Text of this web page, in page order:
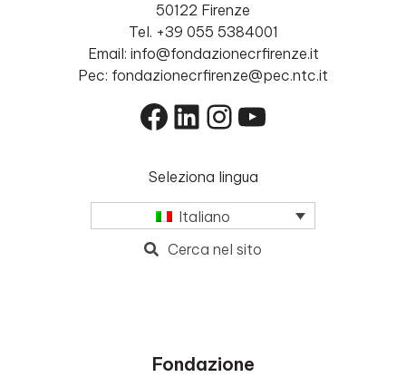
50122 Firenze
Tel. +39 055 5384001
Email: info@fondazionecrfirenze.it
Pec: fondazionecrfirenze@pec.ntc.it
Facebook
LinkedIn
Instagram
YouTube
Seleziona lingua
Italiano
Cerca nel sito
Fondazione